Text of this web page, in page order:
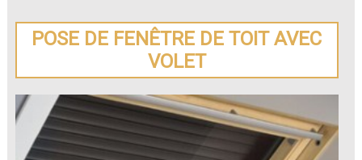
POSE DE FENÊTRE DE TOIT AVEC
VOLET